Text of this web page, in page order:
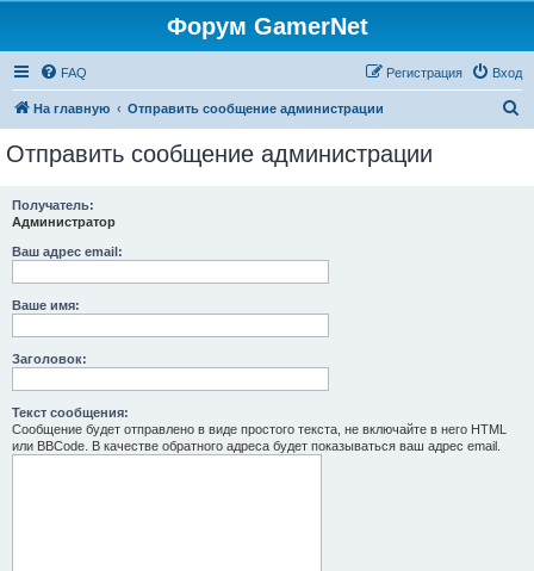
Форум GamerNet
FAQ Вход
Регистрация
На главную Отправить сообщение администрации
Отправить сообщение администрации
Получатель:
Администратор
Ваш адрес email:
Ваше имя:
Заголовок:
Текст сообщения:
Сообщение будет отправлено в виде простого текста, не включайте в него HTML
или BBCode. В качестве обратного адреса будет показываться ваш адрес email.